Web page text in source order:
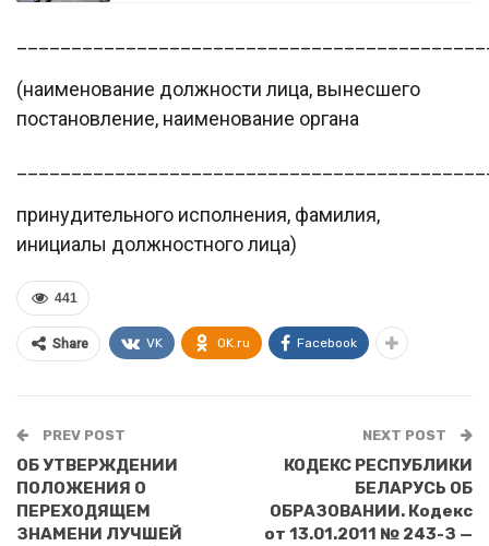
(наименование должности лица, вынесшего
постановление, наименование органа
принудительного исполнения, фамилия,
инициалы должностного лица)
441
Share VK OK.ru Facebook
PREV POST
ОБ УТВЕРЖДЕНИИ
ПОЛОЖЕНИЯ О
ПЕРЕХОДЯЩЕМ
ЗНАМЕНИ ЛУЧШЕЙ
NEXT POST
КОДЕКС РЕСПУБЛИКИ
БЕЛАРУСЬ ОБ
ОБРАЗОВАНИИ. Кодекс
от 13.01.2011 № 243-З —